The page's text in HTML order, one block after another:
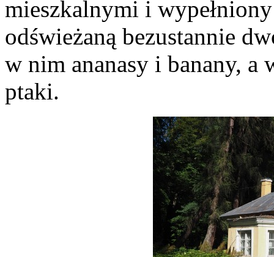
mieszkalnymi i
odświeżaną bezustannie
w nim ananasy i banany, a
ptaki.